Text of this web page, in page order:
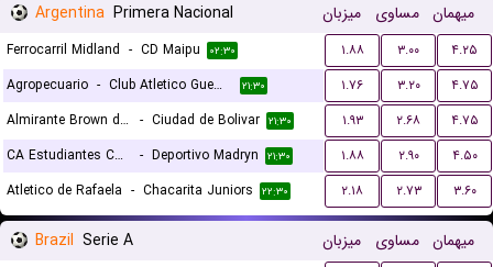
Argentina Primera Nacional میزبان مساوی میهمان
Ferrocarril Midland - CD Maipu ۰۲:۳۰ ۱.۸۸ ۳.۰۰
۴.۲۵
Agropecuario - Club Atletico Guemes ۲۱:۳۰ ۱.۷۶ ۳.۲۰
۴.۷۵
Almirante Brown de Lules - Ciudad de Bolivar ۲۱:۳۰ ۱.۹۳ ۲.۶۸
۴.۷۵
CA Estudiantes Caseros
- Deportivo Madryn ۲۱:۳۰ ۱.۸۸ ۲.۹۰
۴.۵۰
Atletico de Rafaela - Chacarita Juniors ۲۲:۳۰ ۲.۱۸ ۲.۷۳ ۳.۶۰
Brazil Serie A میزبان مساوی میهمان